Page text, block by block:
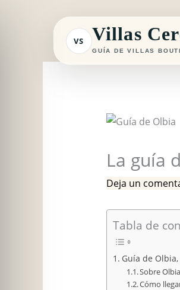
VS Villas
GUÍA DE VILLAS
La guía
Deja un
Tabla de
Guía de
Sobre
Cómo